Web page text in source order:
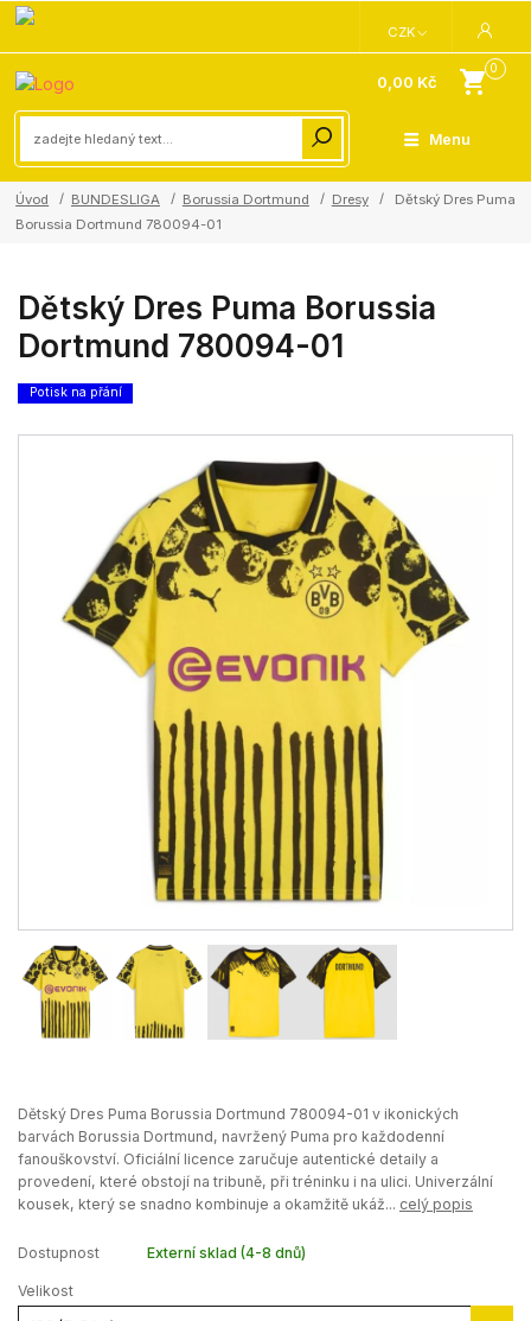
Menu
CZK
0
0,00 Kč
Úvod BUNDESLIGA Borussia Dortmund Dresy
Dětský Dres Puma
Borussia Dortmund 780094-01
Dětský Dres Puma Borussia
Dortmund 780094-01
Potisk na přání
Dětský Dres Puma Borussia Dortmund 780094-01 v ikonických
barvách Borussia Dortmund, navržený Puma pro každodenní
fanouškovství. Oficiální licence zaručuje autentické detaily a
provedení, které obstojí na tribuně, při tréninku i na ulici. Univerzální
kousek, který se snadno kombinuje a okamžitě ukáž... celý popis
Dostupnost Externí sklad (4-8 dnů)
Velikost